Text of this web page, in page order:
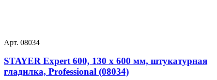
Арт. 08034
STAYER Expert 600, 130 х 600 мм, штукатурная
гладилка, Professional (08034)